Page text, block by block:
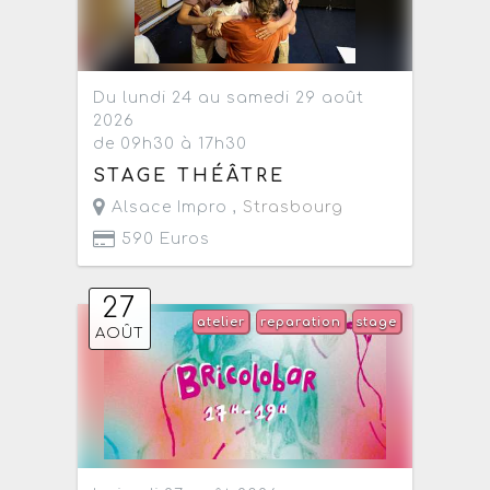
Du lundi 24 au samedi 29 août
2026
de 09h30 à 17h30
STAGE THÉÂTRE
Alsace Impro , Strasbourg
590 Euros
27
AOÛT
stage
reparation
atelier